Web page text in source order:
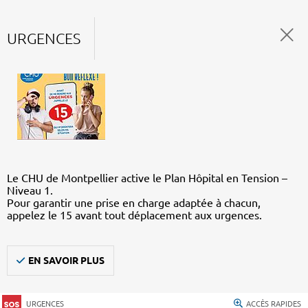
URGENCES
Le CHU de Montpellier active le Plan Hôpital en Tension –
Niveau 1.
Pour garantir une prise en charge adaptée à chacun,
appelez le 15 avant tout déplacement aux urgences.
EN SAVOIR PLUS
URGENCES ACCÈS RAPIDES